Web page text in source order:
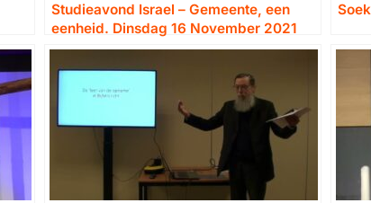
Studieavond Israel – Gemeente, een
eenheid. Dinsdag 16 November 2021